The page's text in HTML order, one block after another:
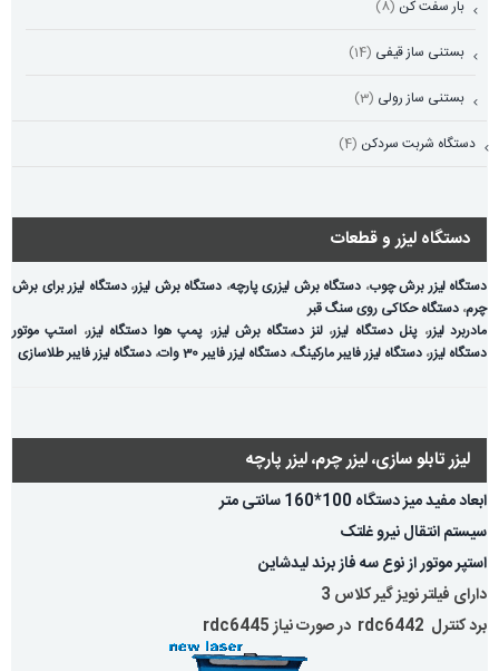
بار سفت کن (8)
بستنی ساز قیفی (14)
بستنی ساز رولی (3)
دستگاه شربت سردکن (4)
دستگاه لیزر و قطعات
دستگاه لیزر برش چوب، دستگاه برش لیزری پارچه، دستگاه برش لیزر،دستگاه لیزر برای برش
چرم، دستگاه حکاکی روی سنگ قبر
مادربرد لیزر، پنل دستگاه لیزر،لنز دستگاه برش لیزر، پمپ هوا دستگاه لیزر، استپ موتور
دستگاه لیزر، دستگاه لیزر فایبر مارکینگ، دستگاه لیزر فایبر 30 وات ، دستگاه لیزر فایبر طلاسازی
لیزر تابلو سازی، لیزر چرم، لیزر پارچه
ابعاد مفید میز دستگاه 100*160 سانتی متر
سیستم انتقال نیرو غلتک
استپر موتور از نوع سه فاز برند لیدشاین
دارای فیلتر نویز گیر کلاس 3
برد کنترل rdc6442 در صورت نیاز rdc6445